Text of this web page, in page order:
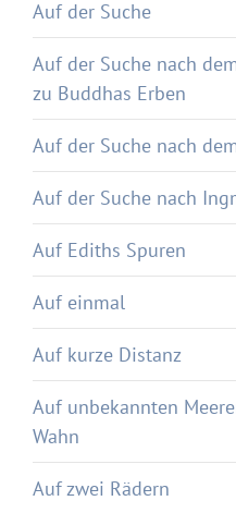
Auf der Suche
Auf der Suche nach
zu Buddhas Erben
Auf der Suche nach
Auf der Suche nach
Auf Ediths Spuren
Auf einmal
Auf kurze Distanz
Auf unbekannten
Wahn
Auf zwei Rädern